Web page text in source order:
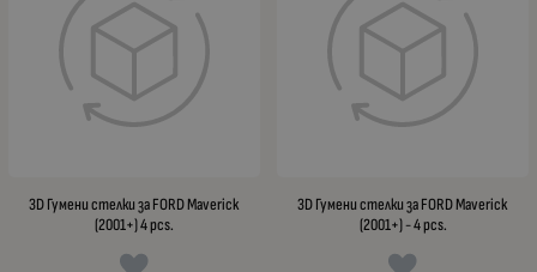
3D Гумени стелки за FORD Maverick
(2001+) 4 pcs.
3D Гумени стелки за FORD Maverick
(2001+) - 4 pcs.